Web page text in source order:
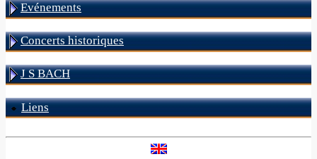
Evénements
Concerts historiques
J S BACH
Liens